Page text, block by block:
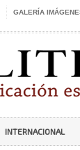
GALERÍA
INTERNACIONAL